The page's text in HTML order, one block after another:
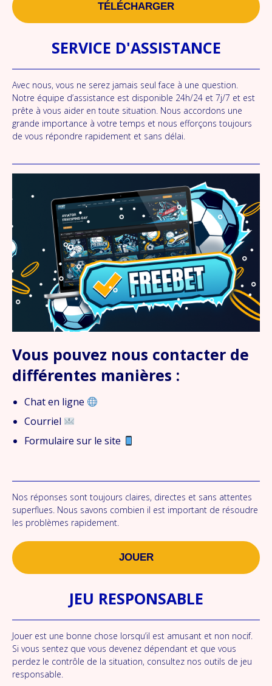
TÉLÉCHARGER
SERVICE D'ASSISTANCE
Avec nous, vous ne serez jamais seul face à une question.
Notre équipe d’assistance est disponible 24h/24 et 7j/7 et est
prête à vous aider en toute situation. Nous accordons une
grande importance à votre temps et nous efforçons toujours
de vous répondre rapidement et sans délai.
Vous pouvez nous contacter de
différentes manières :
Chat en ligne
Courriel
Formulaire sur le site
Nos réponses sont toujours claires, directes et sans attentes
superflues. Nous savons combien il est important de résoudre
les problèmes rapidement.
JOUER
JEU RESPONSABLE
Jouer est une bonne chose lorsqu’il est amusant et non nocif.
Si vous sentez que vous devenez dépendant et que vous
perdez le contrôle de la situation, consultez nos outils de jeu
responsable.